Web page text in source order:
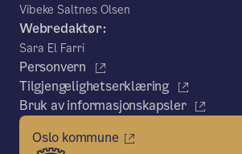
Vibeke Saltnes Olsen
Webredaktør:
Sara El Farri
Personvern
Tilgjengelighetserklæring
Bruk av informasjonskapsler
Oslo kommune